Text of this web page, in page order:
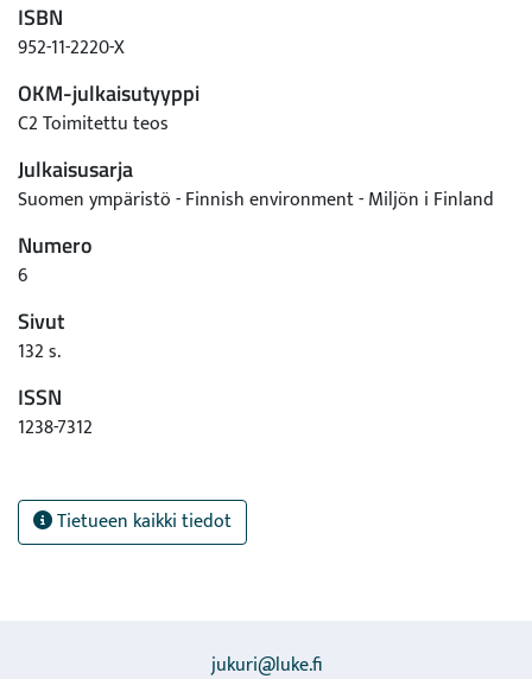
ISBN
952-11-2220-X
OKM-julkaisutyyppi
C2 Toimitettu teos
Julkaisusarja
Suomen ympäristö - Finnish environment - Miljön i Finland
Numero
6
Sivut
132 s.
ISSN
1238-7312
Tietueen kaikki tiedot
jukuri@luke.fi